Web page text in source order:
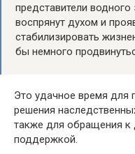
представители
воспрянут духом и
стабилизировать
бы немного
Это удачное время для
решения
также для обращения
поддержкой.